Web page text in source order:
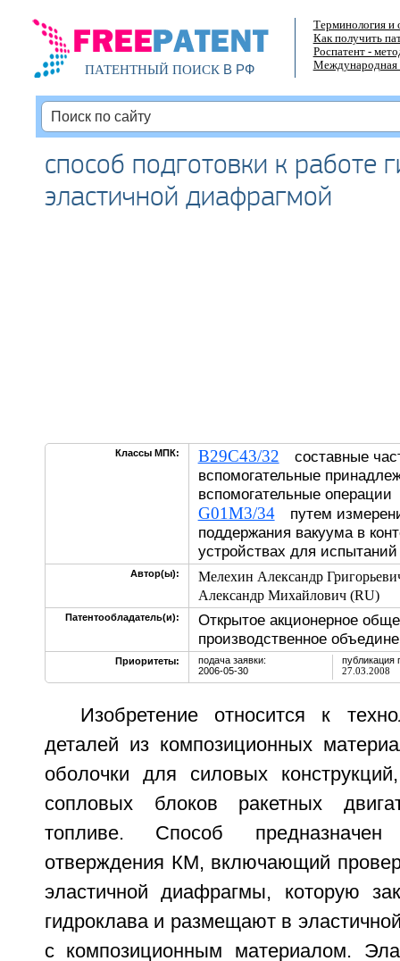
ПАТЕНТНЫЙ ПОИСКВ РФ
Терминология и
Как получить
Роспатент -
Международная
способ подготовки к работе
эластичной диафрагмой
Классы МПК: B29C43/32 составные
вспомогательные
вспомогательные операции
G01M3/34путем
поддержания вакуума в
устройствах для
Автор(ы):
Мелехин Александр
Александр Михайлович (RU)
Патентообладатель(и):
Открытое акционерное
производственное
Приоритеты:
подача заявки:
2006-05-30
публикация
27.03.2008
Изобретение относится к
деталей из композиционных
оболочки для силовых
сопловых блоков ракетных
топливе. Способ
отверждения КМ, включающий
эластичной диафрагмы, которую
гидроклава и размещают в
с композиционным материалом.